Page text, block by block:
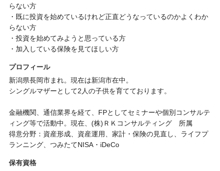
らない方
・既に投資を始めているけれど正直どうなっているのかよくわか
らない方
・投資を始めてみようと思っている方
・加入している保険を見てほしい方
プロフィール
新潟県長岡市まれ。現在は新潟市在中。
シングルマザーとして2人の子供を育てております。
金融機関、通信業界を経て、FPとしてセミナーや個別コンサルテ
ィング等で活動中。現在、(株)ＲＫコンサルティング 所属
得意分野：資産形成、資産運用、家計・保険の見直し、ライフプ
ランニング、つみたてNISA・iDeCo
保有資格